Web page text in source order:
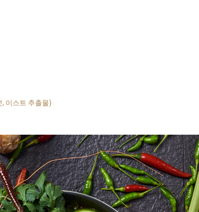
, 이스트 추출물)